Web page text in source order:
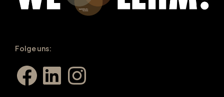
Folge uns:
FacebookLinkedIn Instagram